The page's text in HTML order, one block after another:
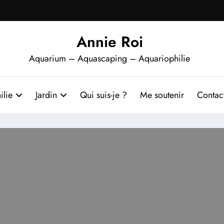
Annie Roi
Aquarium – Aquascaping – Aquariophilie
Jardin Qui suis-je ? Me soutenir